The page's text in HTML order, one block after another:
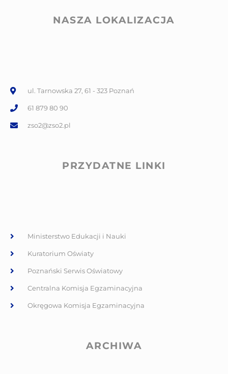
NASZA LOKALIZACJA
ul. Tarnowska 27, 61 - 323 Poznań
61 879 80 90
zso2@zso2.pl
PRZYDATNE LINKI
Ministerstwo Edukacji i Nauki
Kuratorium Oświaty
Poznański Serwis Oświatowy
Centralna Komisja Egzaminacyjna
Okręgowa Komisja Egzaminacyjna
ARCHIWA